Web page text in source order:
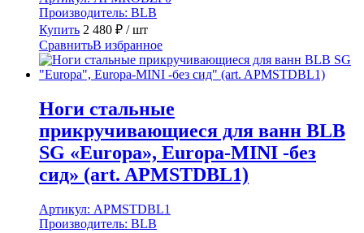
Производитель: BLB
Купить 2 480 ₽ / шт
СравнитьВ избранное
Ноги стальные
прикручивающиеся для ванн BLB
SG «Europa», Europa-MINI -без
сид» (art. APMSTDBL1)
Артикул: APMSTDBL1
Производитель: BLB